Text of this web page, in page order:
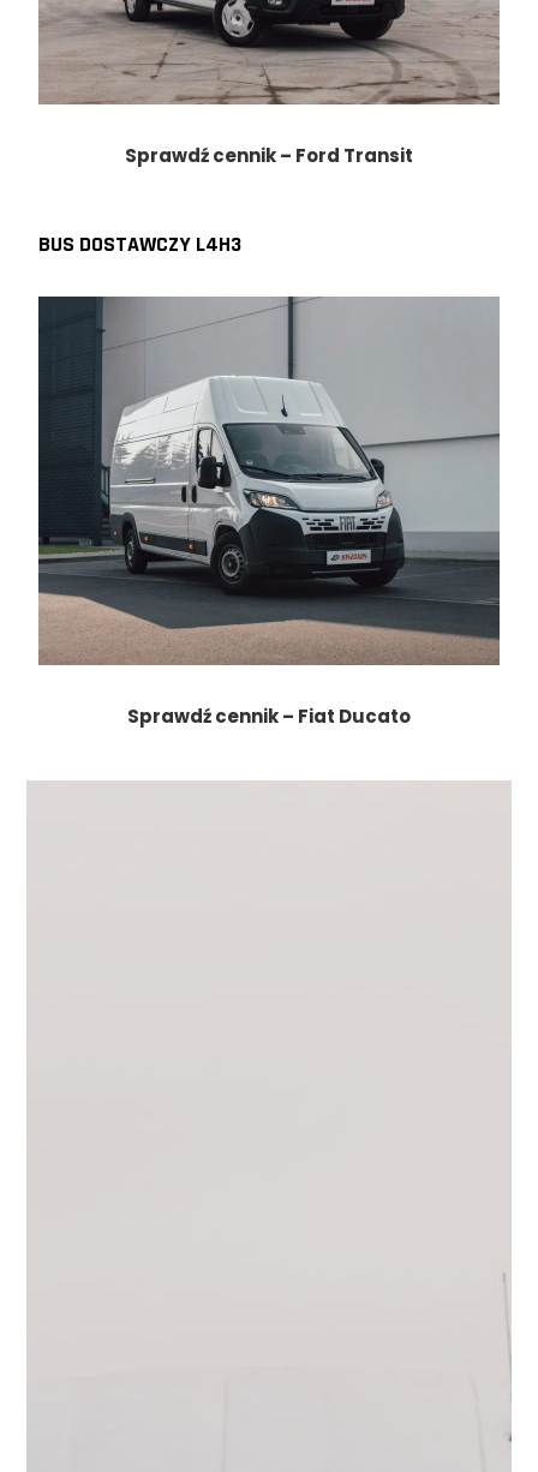
Sprawdź cennik – Ford Transit
BUS DOSTAWCZY L4H3
Sprawdź cennik – Fiat Ducato